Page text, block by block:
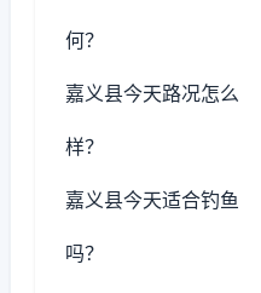
何？
嘉义县今天路况怎么
样？
嘉义县今天适合钓鱼
吗？